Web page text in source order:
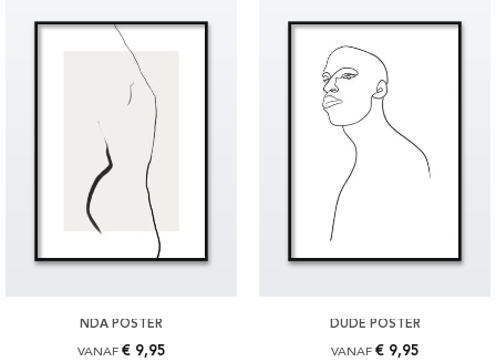
NDA POSTER
VANAF € 9,95
DUDE POSTER
VANAF € 9,95